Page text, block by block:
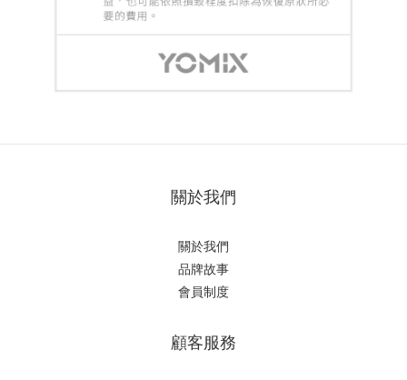
關於我們
關於我們
品牌故事
會員制度
顧客服務